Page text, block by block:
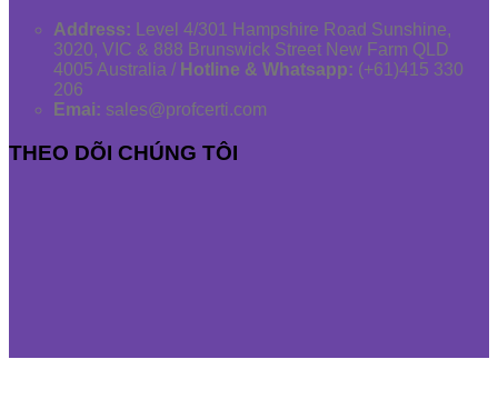
Address: Level 4/301 Hampshire Road Sunshine,
3020, VIC & 888 Brunswick Street New Farm QLD
4005 Australia / Hotline & Whatsapp: (+61)415 330
206
Emai: sales@profcerti.com
THEO DÕI CHÚNG TÔI